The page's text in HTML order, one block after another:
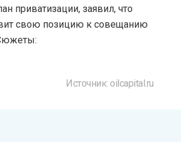
приватизации, заявил, что
свою позицию к совещанию
Источник: oilcapital.ru